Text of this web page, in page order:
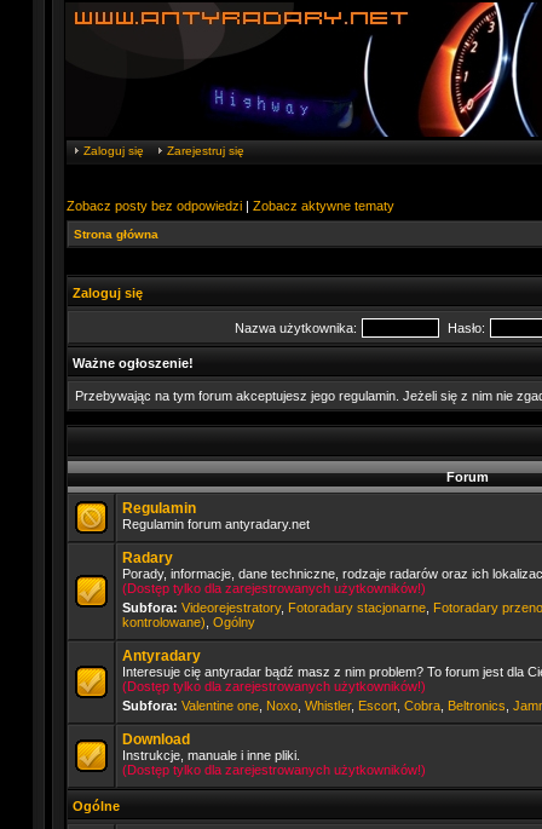
Zaloguj się Zarejestruj się
Zobacz posty bez odpowiedzi | Zobacz aktywne tematy
Strona główna
Zaloguj się
Nazwa użytkownika: Hasło:
Ważne ogłoszenie!
Przebywając na tym forum akceptujesz jego regulamin. Jeżeli się z nim nie
Forum
Regulamin
Regulamin forum antyradary.net
Radary
Porady, informacje, dane techniczne, rodzaje radarów oraz ich
(Dostęp tylko dla zarejestrowanych użytkowników!)
Subfora: Videorejestratory, Fotoradary stacjonarne Fotoradary
kontrolowane) Ogólny
Antyradary
Interesuje cię antyradar bądź masz z nim problem? To forum jest dla
(Dostęp tylko dla zarejestrowanych użytkowników!)
Subfora: Valentine one Noxo Whistler, Escort Cobra Beltronics
Download
Instrukcje, manuale i inne pliki.
(Dostęp tylko dla zarejestrowanych użytkowników!)
Ogólne